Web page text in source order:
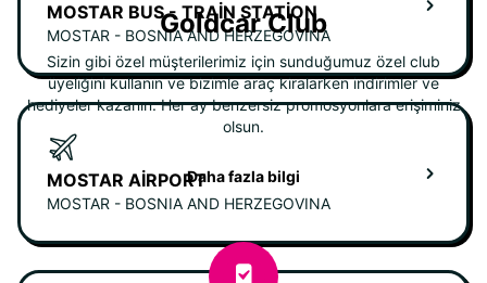
MOSTAR BUS - TRAIN STATION
MOSTAR - BOSNIA AND HERZEGOVINA
MOSTAR AIRPORT
MOSTAR - BOSNIA AND HERZEGOVINA
Goldcar Club
Sizin gibi özel müşterilerimiz için sunduğumuz özel club
üyeliğini kullanın ve bizimle araç kiralarken indirimler ve
hediyeler kazanın. Her ay benzersiz promosyonlara erişiminiz
olsun.
Daha fazla bilgi